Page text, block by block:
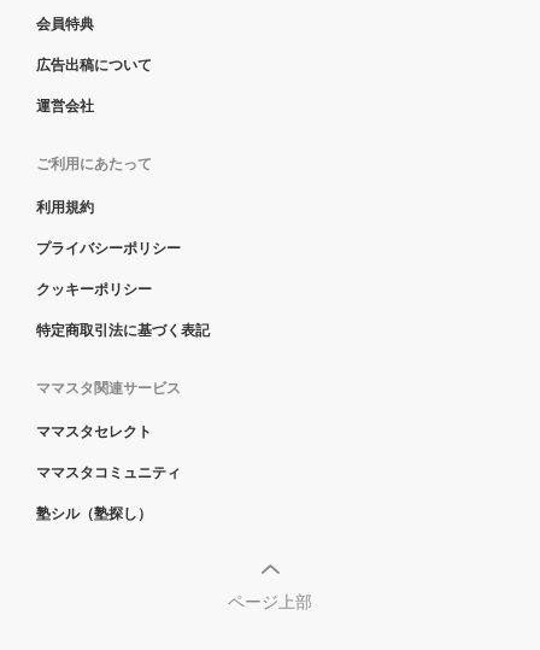
会員特典
広告出稿について
運営会社
ご利用にあたって
利用規約
プライバシーポリシー
クッキーポリシー
特定商取引法に基づく表記
ママスタ関連サービス
ママスタセレクト
ママスタコミュニティ
塾シル（塾探し）
ページ上部